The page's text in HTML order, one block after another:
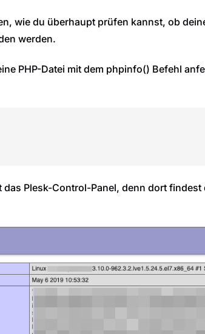
wie du überhaupt prüfen kannst, ob
werden.
PHP-Datei mit dem phpinfo() Befehl
Plesk-Control-Panel, denn dort findest